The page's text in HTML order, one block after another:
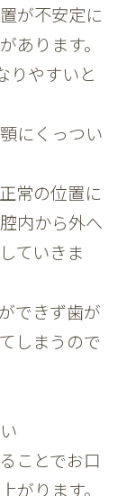
が不安定に
あります。
りやすいと
にくっつい
常の位置に
内から外へ
ていきま
できず歯が
しまうので
ことでお口
がります。